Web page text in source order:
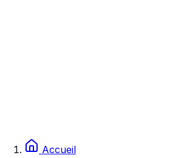
Accueil